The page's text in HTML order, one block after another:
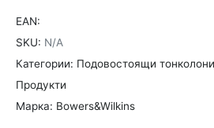
EAN:
SKU: N/A
Категории: Подовостоящи
Продукти
Марка: Bowers&Wilkins